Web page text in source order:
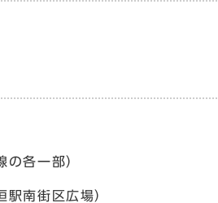
各一部）
南街区広場）